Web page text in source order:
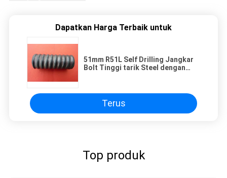
Dapatkan Harga Terbaik untuk
51mm R51L Self Drilling Jangkar
Bolt Tinggi tarik Steel dengan
Terus
Top produk